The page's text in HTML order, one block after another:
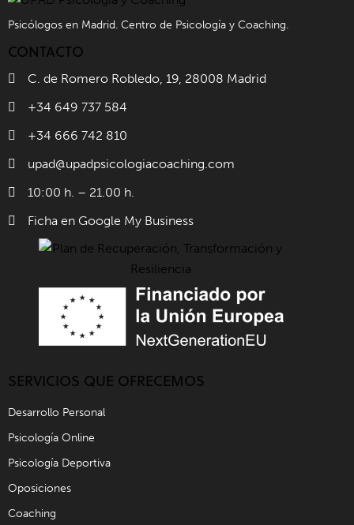
Psicólogos en Madrid. Centro de Psicología y Coaching.
CONTACTO
C. de Romero Robledo, 19, 28008 Madrid
+34 649 737 584
+34 666 742 810
upad@upadpsicologiacoaching.com
10:00 h. – 21.00 h.
Ficha en Google My Business
SERVICIOS QUE OFRECEMOS
Desarrollo Personal
Psicología Online
Psicología Deportiva
Oposiciones
Coaching